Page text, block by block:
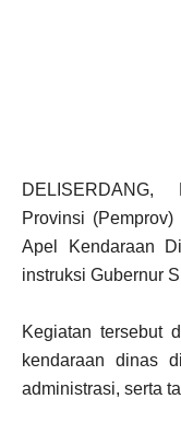
DELISERDANG,
Provinsi
Apel Kendaraan
instruksi Gubernur
Kegiatan tersebut
kendaraan dinas
administrasi, serta